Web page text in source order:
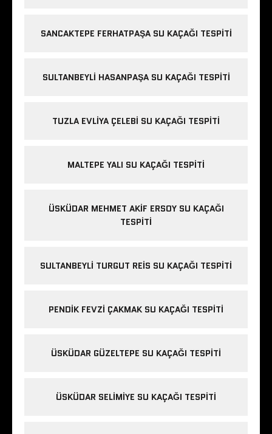
SANCAKTEPE FERHATPAŞA SU KAÇAĞI TESPITI
SULTANBEYLI HASANPAŞA SU KAÇAĞI TESPITI
TUZLA EVLIYA ÇELEBI SU KAÇAĞI TESPITI
MALTEPE YALI SU KAÇAĞI TESPITI
ÜSKÜDAR MEHMET AKIF ERSOY SU KAÇAĞI
TESPITI
SULTANBEYLI TURGUT REIS SU KAÇAĞI TESPITI
PENDIK FEVZI ÇAKMAK SU KAÇAĞI TESPITI
ÜSKÜDAR GÜZELTEPE SU KAÇAĞI TESPITI
ÜSKÜDAR SELIMIYE SU KAÇAĞI TESPITI